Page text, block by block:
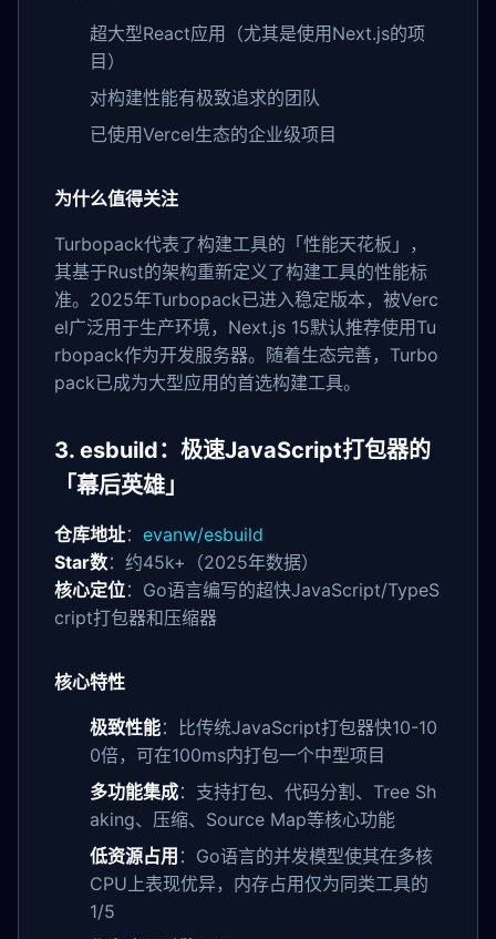
超大型React应用（尤其是使用Next.js的项
目）
对构建性能有极致追求的团队
已使用Vercel生态的企业级项目
为什么值得关注
Turbopack代表了构建工具的「性能天花板」，
其基于Rust的架构重新定义了构建工具的性能标
准。2025年Turbopack已进入稳定版本，被Verc
el广泛用于生产环境，Next.js 15默认推荐使用Tu
rbopack作为开发服务器。随着生态完善，Turbo
pack已成为大型应用的首选构建工具。
3. esbuild：极速JavaScript打包器的
「幕后英雄」
仓库地址： evanw/esbuild
Star数：约45k+（2025年数据）
核心定位：Go语言编写的超快JavaScript/TypeS
cript打包器和压缩器
核心特性
极致性能：比传统JavaScript打包器快10-10
0倍，可在100ms内打包一个中型项目
多功能集成：支持打包、代码分割、Tree Sh
aking、压缩、Source Map等核心功能
低资源占用 ：Go语言的并发模型使其在多核
CPU上表现优异，内存占用仅为同类工具的
1/5